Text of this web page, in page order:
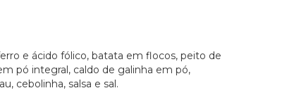
e ácido fólico, batata em flocos, peito de
pó integral, caldo de galinha em pó,
cebolinha, salsa e sal.